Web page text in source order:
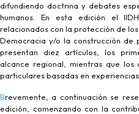
difundiendo doctrina y debates
humanos. En esta edición el
relacionados con la protección de
Democracia y/o la construcción de
presentan diez artículos, los
alcance regional, mientras que los
particulares basadas en experiencias
Brevemente, a continuación se reseñan los artículos que contiene esta
edición, comenzando con la